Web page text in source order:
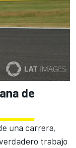
de
una carrera,
trabajo